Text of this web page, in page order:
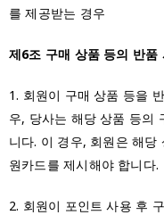
를 제공받는 경우
제6조 구매 상품 등의 반품
1. 회원이 구매 상품 등을
우, 당사는 해당 상품 등의
니다. 이 경우, 회원은 해당
원카드를 제시해야 합니다.
2. 회원이 포인트 사용 후